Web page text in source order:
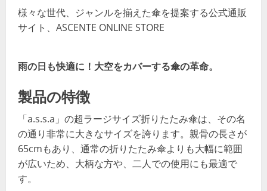
様々な世代、ジャンルを揃えた傘を提案する公式通販
サイト、ASCENTE ONLINE STORE
雨の日も快適に！大空をカバーする傘の革命。
製品の特徴
「a.s.s.a」の超ラージサイズ折りたたみ傘は、その名
の通り非常に大きなサイズを誇ります。親骨の長さが
65cmもあり、通常の折りたたみ傘よりも大幅に範囲
が広いため、大柄な方や、二人での使用にも最適で
す。